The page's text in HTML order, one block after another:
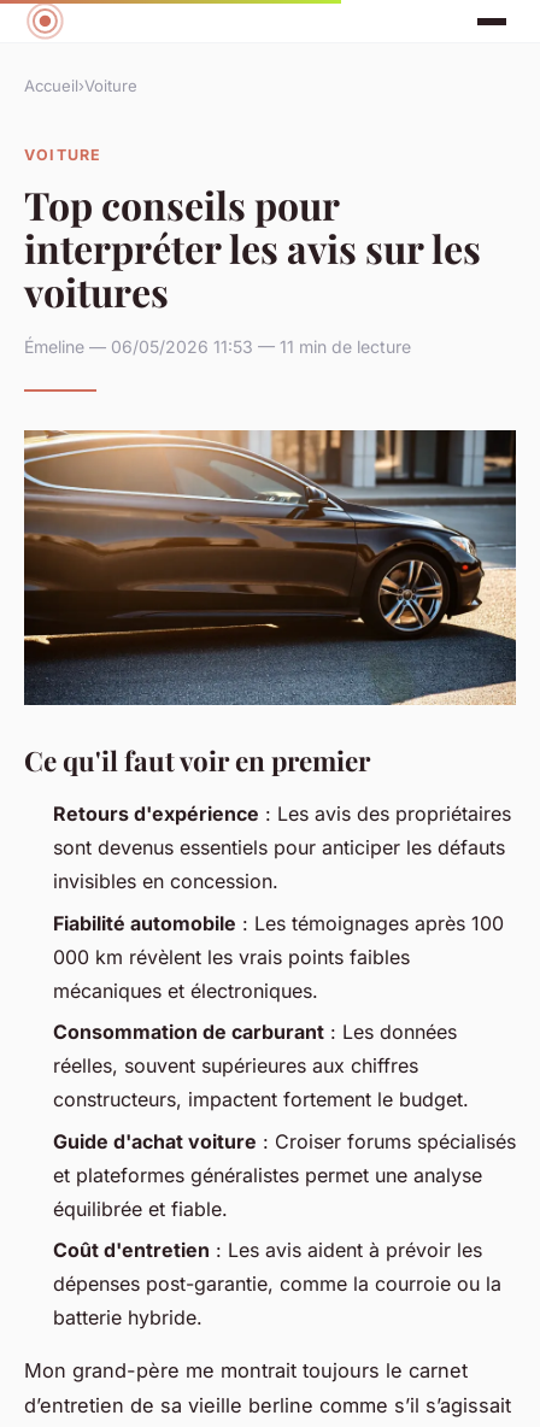
Accueil›Voiture
VOITURE
Top conseils pour
interpréter les avis sur les
voitures
Émeline — 06/05/2026 11:53 — 11 min de lecture
Ce qu'il faut voir en premier
Retours d'expérience : Les avis des propriétaires
sont devenus essentiels pour anticiper les défauts
invisibles en concession.
Fiabilité automobile : Les témoignages après 100
000 km révèlent les vrais points faibles
mécaniques et électroniques.
Consommation de carburant : Les données
réelles, souvent supérieures aux chiffres
constructeurs, impactent fortement le budget.
Guide d'achat voiture : Croiser forums spécialisés
et plateformes généralistes permet une analyse
équilibrée et fiable.
Coût d'entretien : Les avis aident à prévoir les
dépenses post-garantie, comme la courroie ou la
batterie hybride.
Mon grand-père me montrait toujours le carnet
d’entretien de sa vieille berline comme s’il s’agissait